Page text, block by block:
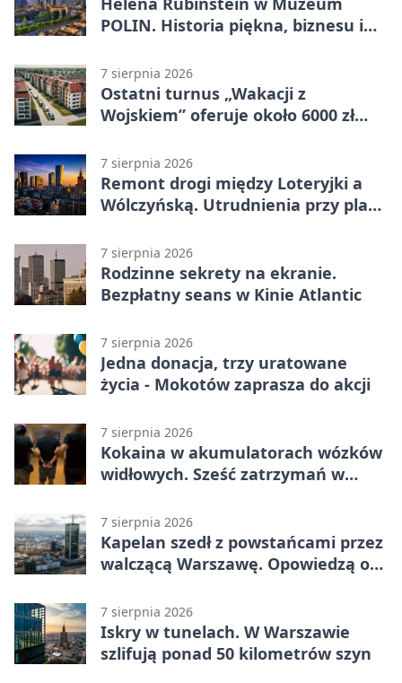
POLIN. Historia piękna, biznesu i
7 sierpnia 2026
Ostatni turnus „Wakacji z
Wojskiem” oferuje około 6000 zł
7 sierpnia 2026
Remont drogi między Loteryjki a
Wólczyńską. Utrudnienia przy placu
7 sierpnia 2026
Rodzinne sekrety na ekranie.
Bezpłatny seans w Kinie Atlantic
7 sierpnia 2026
Jedna donacja, trzy uratowane
życia - Mokotów zaprasza do akcji
7 sierpnia 2026
Kokaina w akumulatorach wózków
widłowych. Sześć zatrzymań w
7 sierpnia 2026
Kapelan szedł z powstańcami przez
walczącą Warszawę. Opowiedzą o
7 sierpnia 2026
Iskry w tunelach. W Warszawie
szlifują ponad 50 kilometrów szyn